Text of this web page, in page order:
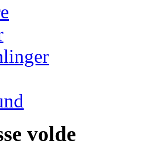
volde